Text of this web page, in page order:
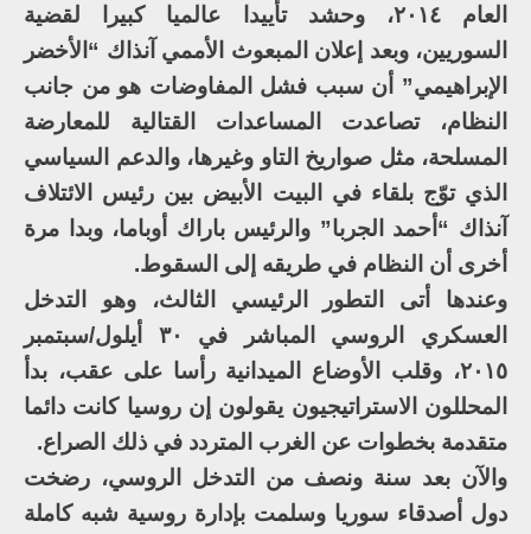
العام ٢٠١٤، وحشد تأييدا عالميا كبيرا لقضية
السوريين، وبعد إعلان المبعوث الأممي آنذاك “الأخضر
الإبراهيمي” أن سبب فشل المفاوضات هو من جانب
النظام، تصاعدت المساعدات القتالية للمعارضة
المسلحة، مثل صواريخ التاو وغيرها، والدعم السياسي
الذي توّج بلقاء في البيت الأبيض بين رئيس الائتلاف
آنذاك “أحمد الجربا” والرئيس باراك أوباما، وبدا مرة
أخرى أن النظام في طريقه إلى السقوط.
وعندها أتى التطور الرئيسي الثالث، وهو التدخل
العسكري الروسي المباشر في ٣٠ أيلول/سبتمبر
٢٠١٥، وقلب الأوضاع الميدانية رأسا على عقب، بدأ
المحللون الاستراتيجيون يقولون إن روسيا كانت دائما
متقدمة بخطوات عن الغرب المتردد في ذلك الصراع.
والآن بعد سنة ونصف من التدخل الروسي، رضخت
دول أصدقاء سوريا وسلمت بإدارة روسية شبه كاملة